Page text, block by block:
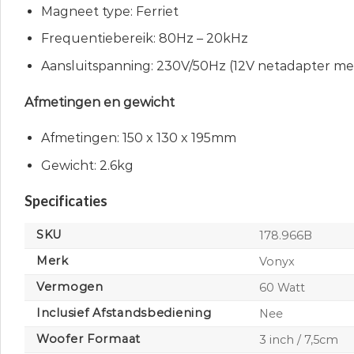
Magneet type: Ferriet
Frequentiebereik: 80Hz – 20kHz
Aansluitspanning: 230V/50Hz (12V netadapter
Afmetingen en gewicht
Afmetingen: 150 x 130 x 195mm
Gewicht: 2.6kg
Specificaties
SKU
178.966B
Merk
Vonyx
Vermogen
60 Watt
Inclusief Afstandsbediening
Nee
Woofer Formaat
3 inch / 7,5cm